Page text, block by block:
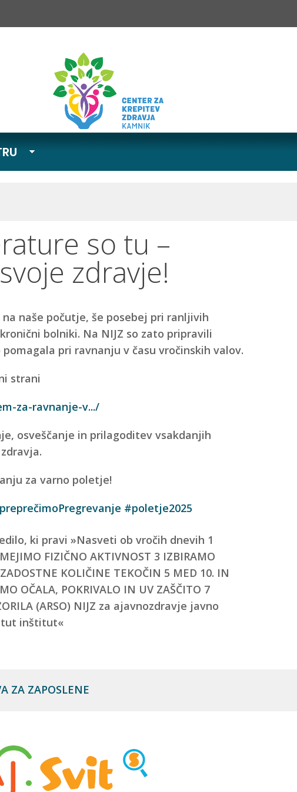
so tu –
zdravje!
naše počutje, še posebej pri ranljivih
bolniki. Na NIJZ so zato pripravili
pri ravnanju v času vročinskih valov.
strani
za-ravnanje-v.../
osveščanje in prilagoditev vsakdanjih
za varno poletje!
#poletje2025
ZA ZAPOSLENE